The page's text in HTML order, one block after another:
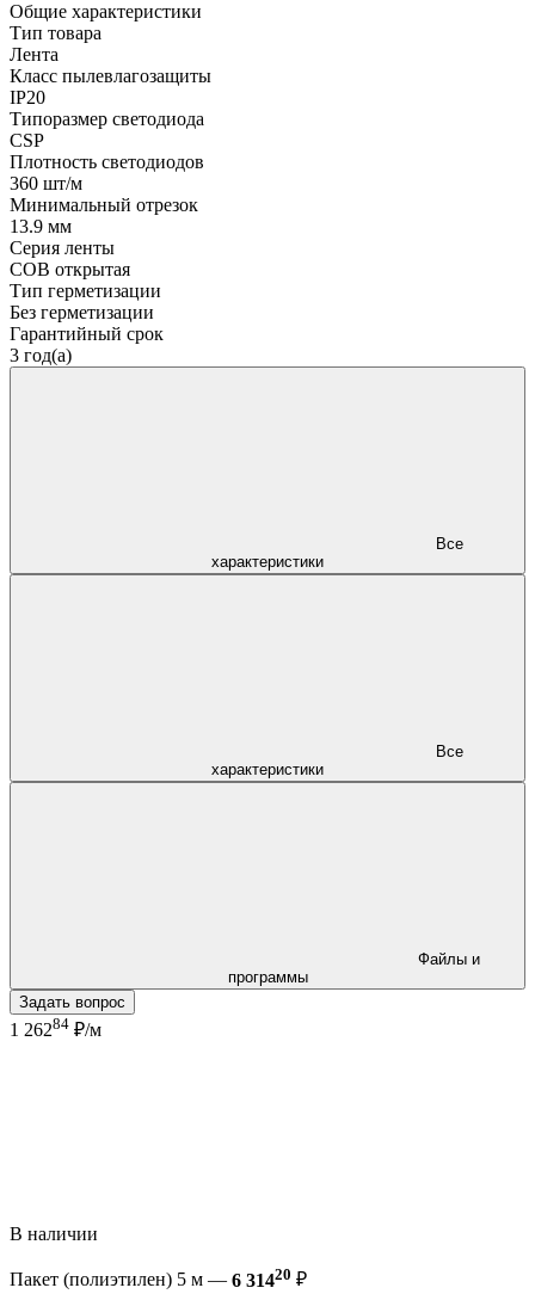
Общие характеристики
Тип товара
Лента
Класс пылевлагозащиты
IP20
Типоразмер светодиода
CSP
Плотность светодиодов
360 шт/м
Минимальный отрезок
13.9 мм
Серия ленты
COB открытая
Тип герметизации
Без герметизации
Гарантийный срок
3 год(а)
характеристики
характеристики
программы
Задать вопрос
1 26284 ₽/м
В наличии
Пакет (полиэтилен) 5 м — 6 31420 ₽